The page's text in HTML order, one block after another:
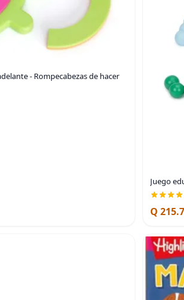
- Rompecabezas de hacer
Juego
Q